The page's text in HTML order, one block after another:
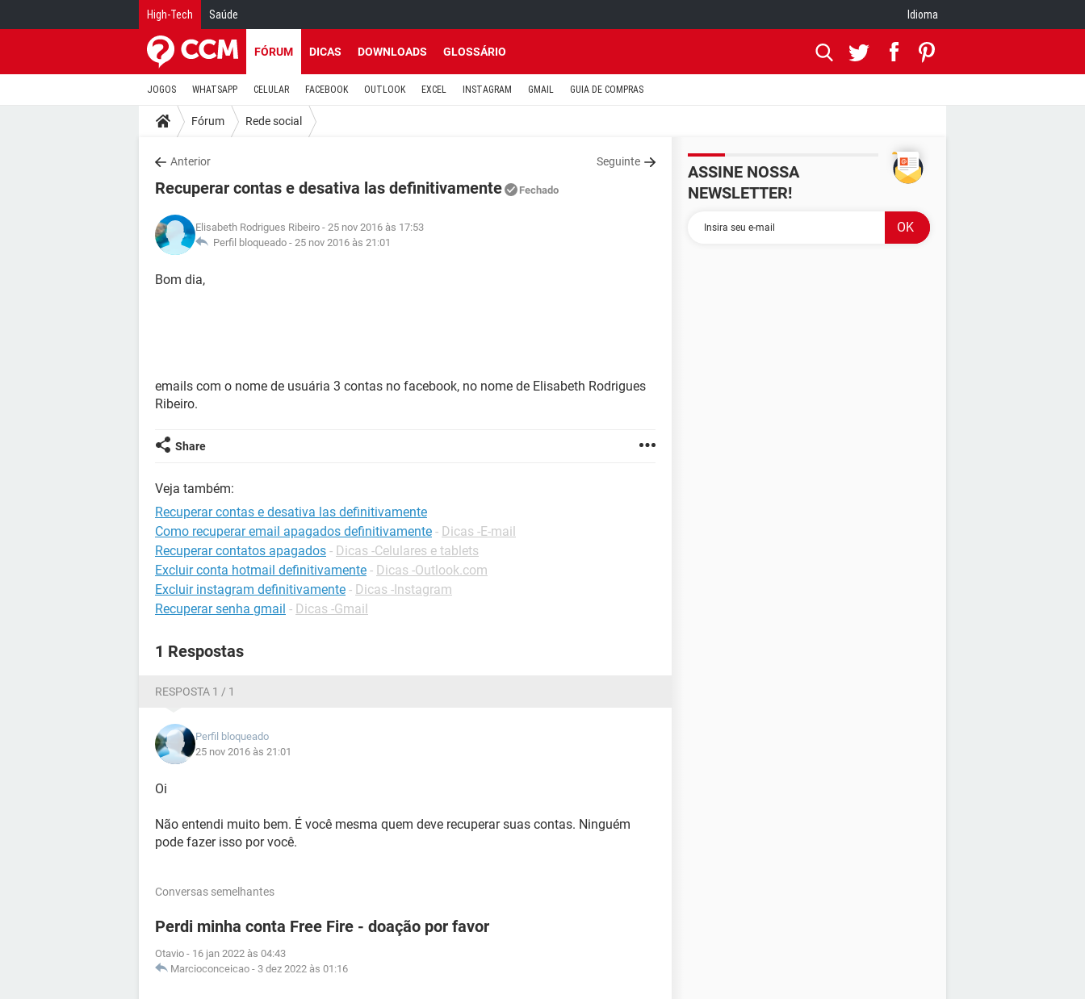
High-Tech Saúde Idioma
FÓRUM DICAS DOWNLOADS GLOSSÁRIO
JOGOS WHATSAPP CELULAR FACEBOOK OUTLOOK EXCEL INSTAGRAM GMAIL GUIA DE COMPRAS
Fórum Rede social
Anterior Seguinte
Recuperar contas e desativa las definitivamente Fechado
Elisabeth Rodrigues Ribeiro - 25 nov 2016 às 17:53
Perfil bloqueado - 25 nov 2016 às 21:01
Bom dia,
emails com o nome de usuária 3 contas no facebook, no nome de Elisabeth Rodrigues
Ribeiro.
Share
Veja também:
Recuperar contas e desativa las definitivamente
Como recuperar email apagados definitivamente - Dicas -E-mail
Recuperar contatos apagados - Dicas -Celulares e tablets
Excluir conta hotmail definitivamente - Dicas -Outlook.com
Excluir instagram definitivamente - Dicas -Instagram
Recuperar senha gmail - Dicas -Gmail
1 Respostas
RESPOSTA 1 / 1
Perfil bloqueado
25 nov 2016 às 21:01
Oi
Não entendi muito bem. É você mesma quem deve recuperar suas contas. Ninguém
pode fazer isso por você.
Conversas semelhantes
Perdi minha conta Free Fire - doação por favor
Otavio - 16 jan 2022 às 04:43
Marcioconceicao - 3 dez 2022 às 01:16
ASSINE NOSSA
NEWSLETTER!